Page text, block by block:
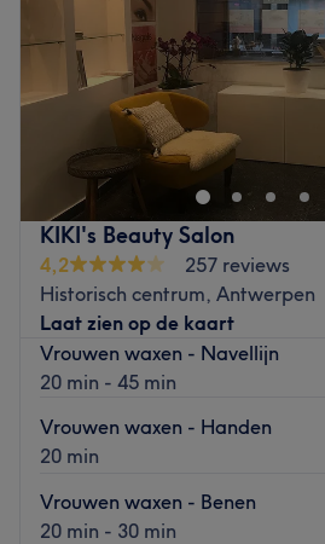
KIKI's Beauty Salon
4,2
257 reviews
Historisch centrum, Antwerpen
Laat zien op de kaart
Vrouwen waxen - Navellijn
20 min - 45 min
Vrouwen waxen - Handen
20 min
Vrouwen waxen - Benen
20 min - 30 min